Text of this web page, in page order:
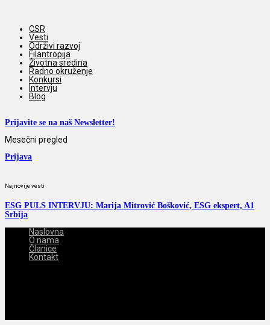
CSR
Vesti
Održivi razvoj
Filantropija
Životna sredina
Radno okruženje
Konkursi
Intervju
Blog
Prijavite se na naš Newsletter!
Mesečni pregled
Prijava
Najnovije vesti
ESG PULS INTERVJU: Marija Mitrović Bošković, ESG ekspert, A1
Srbija
Naslovna
O nama
Članice
Kontakt